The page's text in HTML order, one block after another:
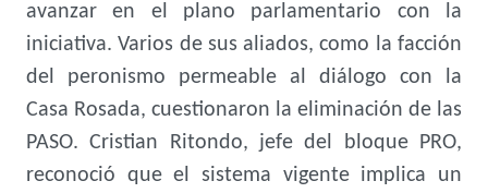
avanzar en el plano parlamentario con la
iniciativa. Varios de sus aliados, como la facción
del peronismo permeable al diálogo con la
Casa Rosada, cuestionaron la eliminación de las
PASO. Cristian Ritondo, jefe del bloque PRO,
reconoció que el sistema vigente implica un